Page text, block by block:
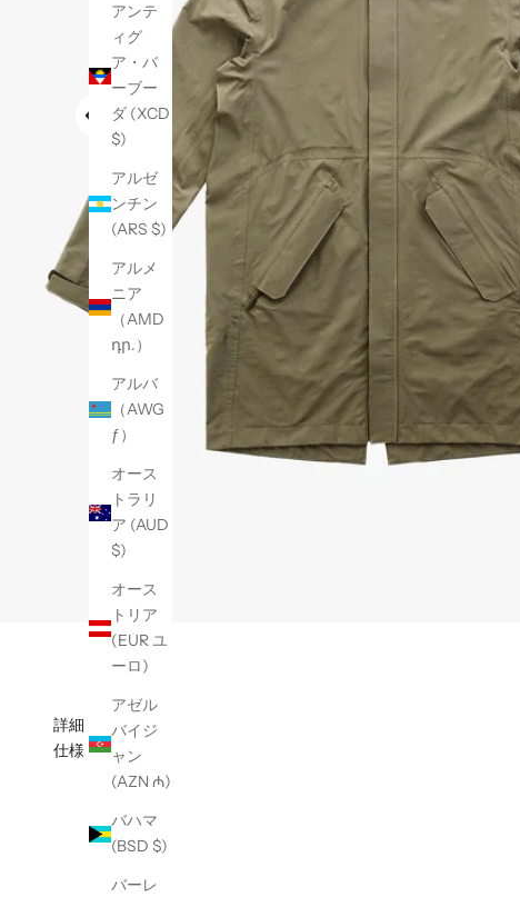
アンテ
ィグ
ア・バ
ーブー
ダ (XCD
$)
アルゼ
ンチン
(ARS $)
アルメ
ニア
（AMD
դր.）
アルバ
（AWG
ƒ）
オース
トラリ
ア (AUD
$)
オース
トリア
(EUR ユ
ーロ)
アゼル
バイジ
ャン
(AZN ₼)
バハマ
(BSD $)
バーレ
詳細
仕様